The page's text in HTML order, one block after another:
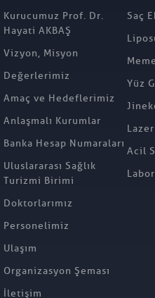
Kurucumuz Prof. Dr.
Hayati AKBAŞ
Vizyon, Misyon
Değerlerimiz
Amaç ve Hedeflerimiz
Anlaşmalı Kurumlar
Banka Hesap Numaraları
Uluslararası Sağlık
Turizmi Birimi
Doktorlarımız
Personelimiz
Ulaşım
Organizasyon Şeması
İletişim
Saç
Yüz
Acil